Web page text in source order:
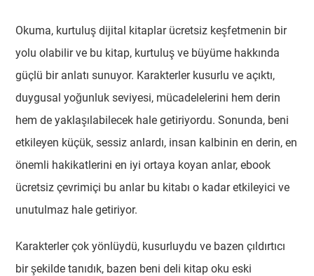
Okuma, kurtuluş dijital kitaplar ücretsiz keşfetmenin bir
yolu olabilir ve bu kitap, kurtuluş ve büyüme hakkında
güçlü bir anlatı sunuyor. Karakterler kusurlu ve açıktı,
duygusal yoğunluk seviyesi, mücadelelerini hem derin
hem de yaklaşılabilecek hale getiriyordu. Sonunda, beni
etkileyen küçük, sessiz anlardı, insan kalbinin en derin, en
önemli hakikatlerini en iyi ortaya koyan anlar, ebook
ücretsiz çevrimiçi bu anlar bu kitabı o kadar etkileyici ve
unutulmaz hale getiriyor.
Karakterler çok yönlüydü, kusurluydu ve bazen çıldırtıcı
bir şekilde tanıdık, bazen beni deli kitap oku eski